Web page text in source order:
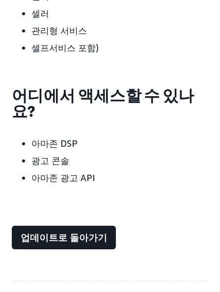
셀러
관리형 서비스
셀프서비스 포함)
어디에서 액세스할 수 있나
요?
아마존 DSP
광고 콘솔
아마존 광고 API
업데이트로 돌아가기